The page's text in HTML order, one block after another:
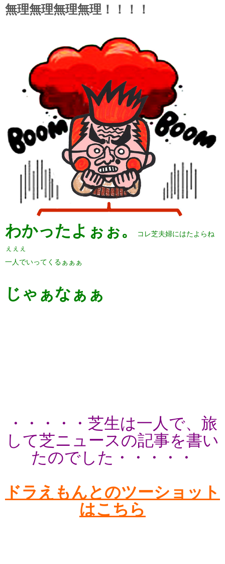
無理無理無理無理！！！！
わかったよぉぉ。
コレ芝夫婦にはたよらね
ぇぇぇ
一人でいってくるぁぁぁ
じゃぁなぁぁ
・・・・・芝生は一人で、旅
して芝ニュースの記事を書い
たのでした・・・・・
ドラえもんとのツーショット
はこ ちら